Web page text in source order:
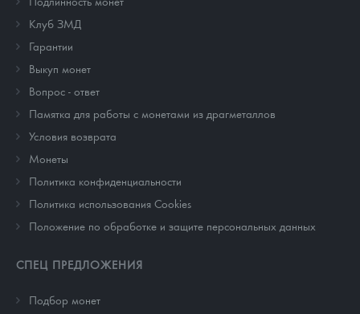
Клуб ЗМД
Гарантии
Выкуп монет
Вопрос - ответ
Памятка для работы с монетами из драгметаллов
Условия возврата
Монеты
Политика конфиденциальности
Политика использования Cookies
Положение по обработке и защите персональных данных
СПЕЦ ПРЕДЛОЖЕНИЯ
Подбор монет